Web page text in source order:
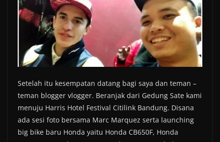
Setelah itu kesempatan datang bagi saya dan teman –
teman blogger vlogger. Beranjak dari Gedung Sate kami
menuju Harris Hotel Festival Citilink Bandung. Disana
ada sesi foto bersama Marc Marquez serta launching
big bike baru Honda yaitu Honda CB650F, Honda